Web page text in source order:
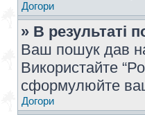
Догори
» В результаті
Ваш пошук дав
Використайте
сформулюйте
Догори